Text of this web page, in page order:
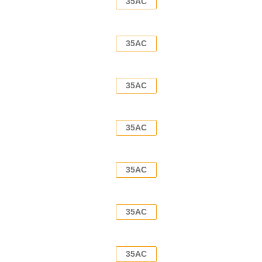
35AC
35AC
35AC
35AC
35AC
35AC